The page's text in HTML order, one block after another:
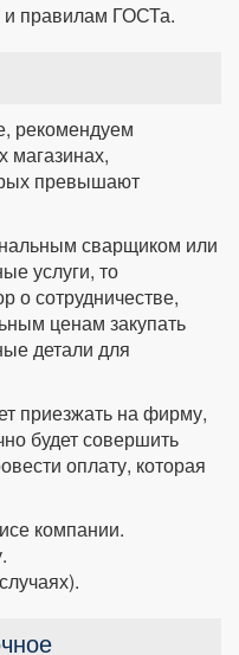
правилам ГОСТа.
рекомендуем
магазинах,
превышают
сварщиком или
услуги, то
о сотрудничестве,
ценам закупать
детали для
приезжать на фирму,
будет совершить
оплату, которая
компании.